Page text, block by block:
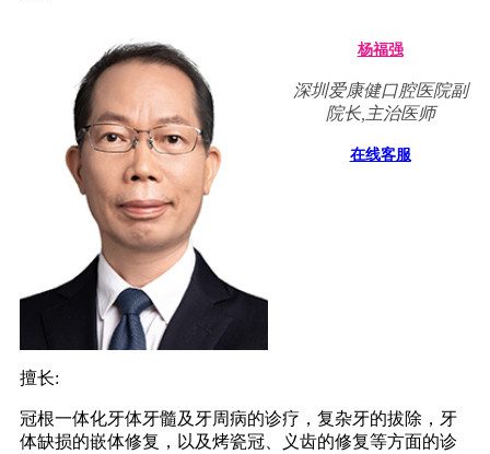
杨福强
深圳爱康健口腔医院副
院长,主治医师
在线客服
擅长:
冠根一体化牙体牙髓及牙周病的诊疗，复杂牙的拔除，牙
体缺损的嵌体修复，以及烤瓷冠、义齿的修复等方面的诊